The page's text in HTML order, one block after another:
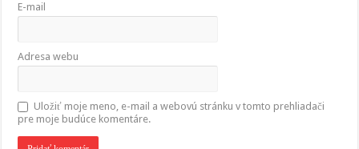
E-mail
Adresa webu
Uložiť moje meno, e-mail a webovú stránku v tomto prehliadači
pre moje budúce komentáre.